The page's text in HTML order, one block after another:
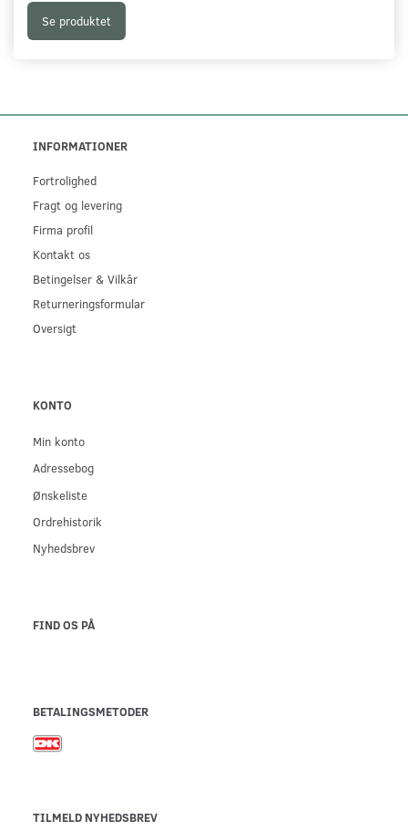
Se produktet
INFORMATIONER
Fortrolighed
Fragt og levering
Firma profil
Kontakt os
Betingelser & Vilkår
Returneringsformular
Oversigt
KONTO
Min konto
Adressebog
Ønskeliste
Ordrehistorik
Nyhedsbrev
FIND OS PÅ
BETALINGSMETODER
TILMELD NYHEDSBREV